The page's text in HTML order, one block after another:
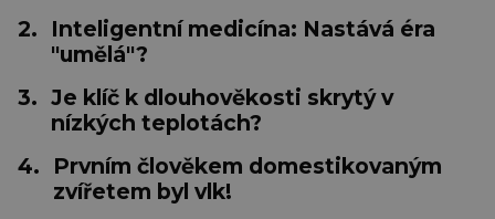
2.
Inteligentní medicína: Nastává éra
"umělá"?
3. Je klíč k dlouhověkosti skrytý v
nízkých teplotách?
4.
Prvním člověkem domestikovaným
zvířetem byl vlk!